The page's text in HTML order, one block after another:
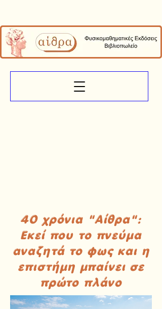
40 χρόνια "Αίθρα":
Εκεί που το πνεύμα
αναζητά το φως και η
επιστήμη μπαίνει σε
πρώτο πλάνο